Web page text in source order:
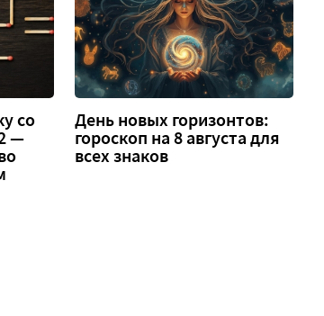
со
—
День новых горизонтов:
гороскоп на 8 августа для
всех знаков